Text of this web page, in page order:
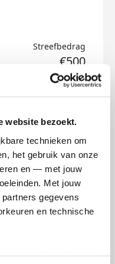
website bezoekt.
technieken om
het gebruik van onze
en — met jouw
Met jouw
gegevens
en technische
Streefbedrag
€500